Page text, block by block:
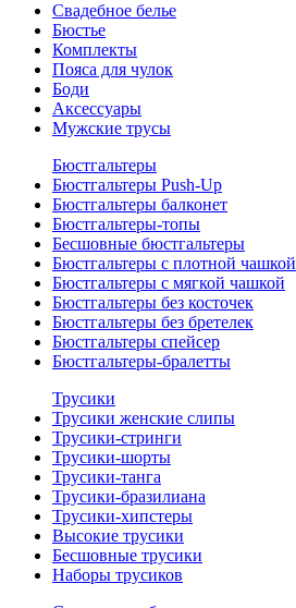
Свадебное белье
Бюстье
Комплекты
Пояса для чулок
Боди
Аксессуары
Мужские трусы
Бюстгальтеры
Бюстгальтеры Push-Up
Бюстгальтеры балконет
Бюстгальтеры-топы
Бесшовные бюстгальтеры
Бюстгальтеры с плотной чашкой
Бюстгальтеры с мягкой чашкой
Бюстгальтеры без косточек
Бюстгальтеры без бретелек
Бюстгальтеры спейсер
Бюстгальтеры-бралетты
Трусики
Трусики женские слипы
Трусики-стринги
Трусики-шорты
Трусики-танга
Трусики-бразилиана
Трусики-хипстеры
Высокие трусики
Бесшовные трусики
Наборы трусиков